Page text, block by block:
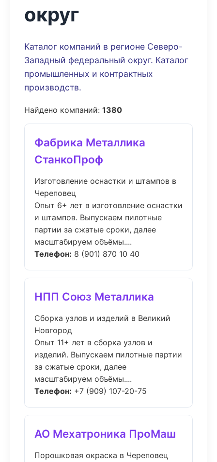
округ
Каталог компаний в регионе Северо-
Западный федеральный округ. Каталог
промышленных и контрактных
производств.
Найдено компаний: 1380
Фабрика Металлика
СтанкоПроф
Изготовление оснастки и штампов в
Череповец
Опыт 6+ лет в изготовление оснастки
и штампов. Выпускаем пилотные
партии за сжатые сроки, далее
масштабируем объёмы....
Телефон: 8 (901) 870 10 40
НПП Союз Металлика
Сборка узлов и изделий в Великий
Новгород
Опыт 11+ лет в сборка узлов и
изделий. Выпускаем пилотные партии
за сжатые сроки, далее
масштабируем объёмы....
Телефон: +7 (909) 107-20-75
АО Мехатроника ПроМаш
Порошковая окраска в Череповец